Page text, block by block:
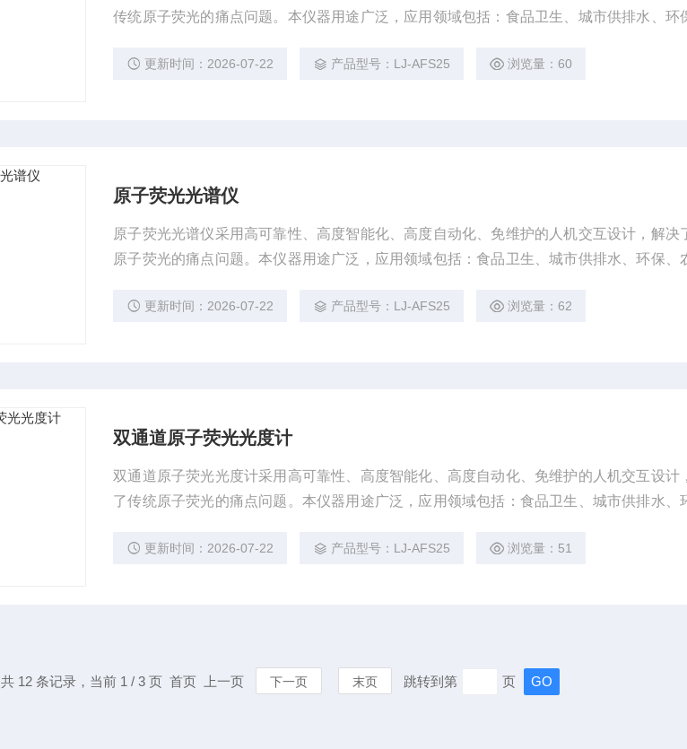
传统原子荧光的痛点问题。本仪器用途广泛，应用领域包括：食品卫生、城市供排水、环
更新时间：2026-07-22 产品型号：LJ-AFS25 浏览量：60
原子荧光光谱仪
原子荧光光谱仪采用高可靠性、高度智能化、高度自动化、免维护的人机交互设计，解决
原子荧光的痛点问题。本仪器用途广泛，应用领域包括：食品卫生、城市供排水、环保、
更新时间：2026-07-22 产品型号：LJ-AFS25 浏览量：62
双通道原子荧光光度计
双通道原子荧光光度计采用高可靠性、高度智能化、高度自动化、免维护的人机交互设计
了传统原子荧光的痛点问题。本仪器用途广泛，应用领域包括：食品卫生、城市供排水、
更新时间：2026-07-22 产品型号：LJ-AFS25 浏览量：51
共 12 条记录，当前 1 / 3 页 首页 上一页 下一页 末页 跳转到第 页